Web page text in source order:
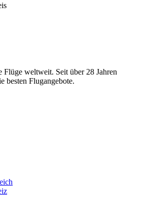
Flüge weltweit. Seit über 28 Jahren
besten Flugangebote.